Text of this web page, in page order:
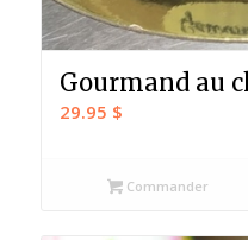
Gourmand au
29.95 $
Commander